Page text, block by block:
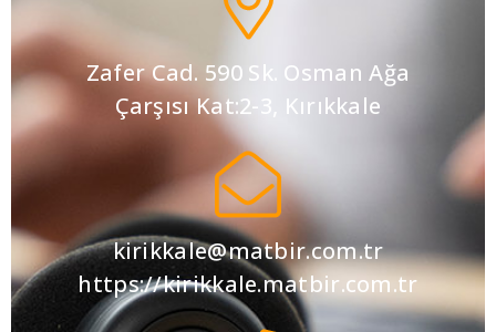
Zafer Cad. 590 Sk. Osman Ağa
Çarşısı Kat:2-3, Kırıkkale
kirikkale@matbir.com.tr
https://kirikkale.matbir.com.tr